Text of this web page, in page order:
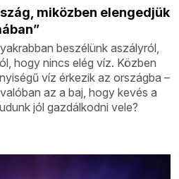
miközben elengedjük
beszélünk aszályról,
hogy nincs elég víz. Közben
víz érkezik az országba –
az a baj, hogy kevés a
jól gazdálkodni vele?